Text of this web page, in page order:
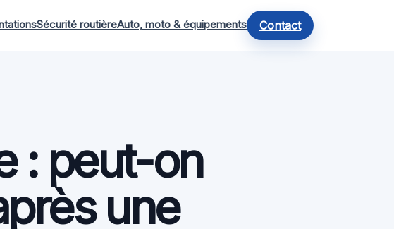
Sécurité routièreAuto, moto & équipements Contact
: peut-on
une